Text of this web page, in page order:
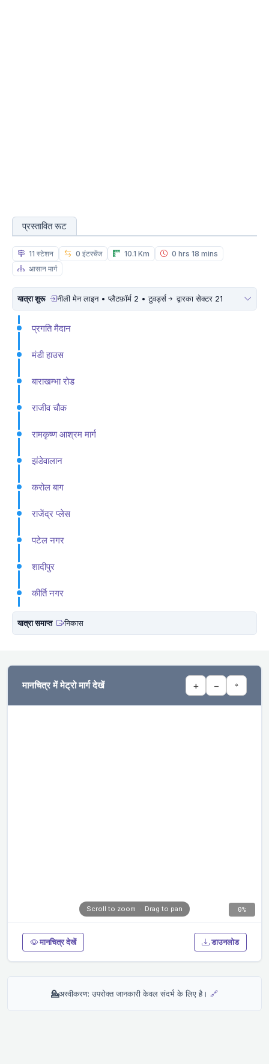
प्रस्तावित रूट
11 स्टेशन 0 इंटरचेंज 10.1 Km
0 hrs 18 mins
आसान मार्ग
यात्रा शुरू नीली मेन लाइन • प्लैटफ़ॉर्म 2 • टुवर्ड्स द्वारका सेक्टर 21
प्रगति मैदान
मंडी हाउस
बाराखम्भा रोड
राजीव चौक
रामकृष्ण आश्रम मार्ग
झंडेवालान
करोल बाग
राजेंद्र प्लेस
पटेल नगर
शादीपुर
कीर्ति नगर
यात्रा समाप्त निकास
मानचित्र में मेट्रो मार्ग देखें + − ⌖
0%
Scroll to zoom · Drag to pan
मानचित्र देखें डाउनलोड
💁अस्वीकरण: उपरोक्त जानकारी केवल संदर्भ के लिए है। 🔗